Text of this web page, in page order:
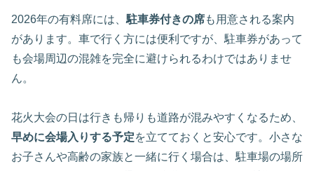
2026年の有料席には、 駐車券付きの席も用意される案内
があります。車で行く方には便利ですが、駐車券があって
も会場周辺の混雑を完全に避けられるわけではありませ
ん。
花火大会の日は行きも帰りも道路が混みやすくなるため、
早めに会場入りする予定を立てておくと安心です。小さな
お子さんや高齢の家族と一緒に行く場合は、駐車場の場所